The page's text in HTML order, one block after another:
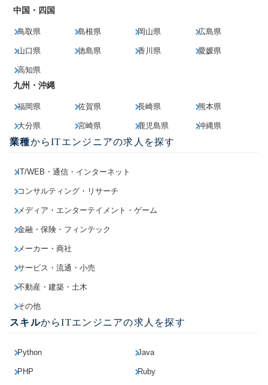
中国・四国
鳥取県 島根県 岡山県 広島県
山口県 徳島県 香川県 愛媛県
高知県
九州・沖縄
福岡県 佐賀県 長崎県 熊本県
大分県 宮崎県 鹿児島県 沖縄県
業種からITエンジニアの求人を探す
IT/WEB・通信・インターネット
コンサルティング・リサーチ
メディア・エンターテイメント・ゲーム
金融・保険・フィンテック
メーカー・商社
サービス・流通・小売
不動産・建築・土木
その他
スキルからITエンジニアの求人を探す
Python Java
PHP Ruby